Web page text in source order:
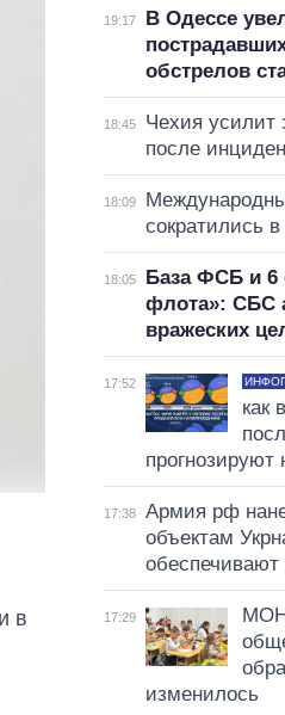
в
19:17
В Одессе
обстрелов
18:45
Чехия усилит
после
18:09
сократились
18:05
База ФСБ и 6
флота»: СБС
вражеских
17:52
как
прогнозируют
17:38
Армия рф
объектам
17:29
МОН
изменилось